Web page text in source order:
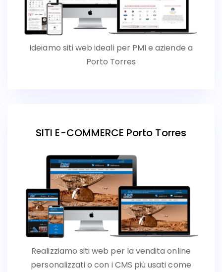
Ideiamo siti web ideali per PMI e aziende a
Porto Torres
SITI E-COMMERCE Porto Torres
Realizziamo siti web per la vendita online
personalizzati o con i CMS più usati come